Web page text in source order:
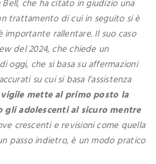
che ha citato in giudizio una
trattamento di cui in seguito si è
rallentare. Il suo caso
del 2024, che chiede un
oggi, che si basa su affermazioni
su cui si basa l’assistenza
vigile mette al primo posto la
gli adolescenti al sicuro mentre
crescenti e revisioni come quella
passo indietro, è un modo pratico